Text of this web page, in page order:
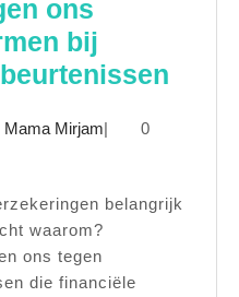
ons
bij
Mama MirjamMama
|
0
waarom?
ons tegen
die financiële